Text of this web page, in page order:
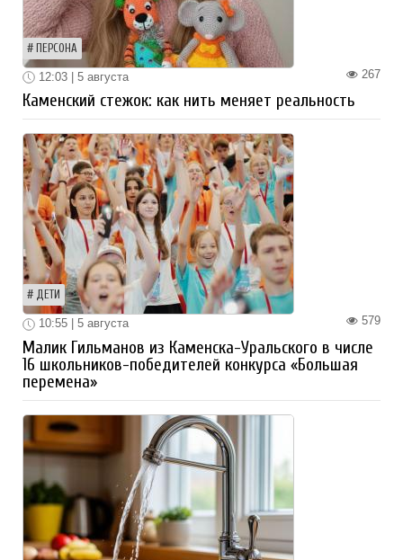
ПЕРСОНА
267
12:03 | 5 августа
Каменский стежок: как нить меняет реальность
ДЕТИ
579
10:55 | 5 августа
Малик Гильманов из Каменска-Уральского в числе
16 школьников-победителей конкурса «Большая
перемена»